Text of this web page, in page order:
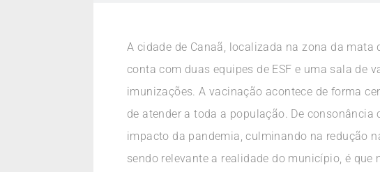
A cidade de Canaã, localizada na zona da
conta com duas equipes de ESF e uma sala de
imunizações. A vacinação acontece de forma
de atender a toda a população. De
impacto da pandemia, culminando na redução
sendo relevante a realidade do município, é